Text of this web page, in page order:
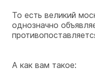
То есть великий
однозначно
А как вам такое: